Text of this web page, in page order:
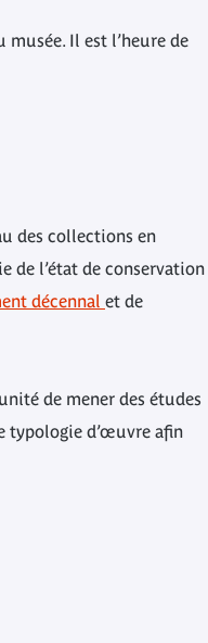
Il est l’heure de
des collections en
de l’état de conservation
décennal et de
de mener des études
typologie d’œuvre afin